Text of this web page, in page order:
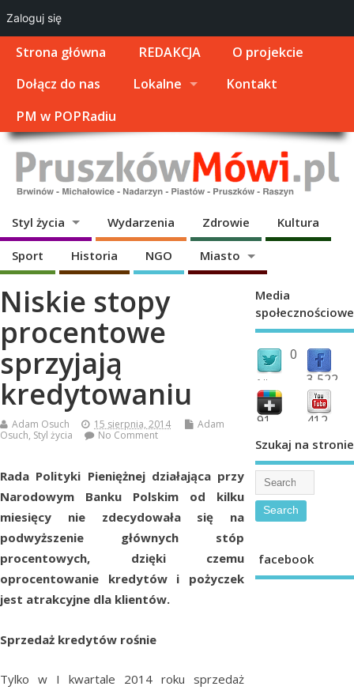
Strona główna REDAKCJA
O projekcie
Dołącz do nas
Lokalne
Kontakt
PM w POPRadiu
Styl życia Wydarzenia Zdrowie Kultura
Sport Historia NGO Miasto
Niskie stopy
procentowe
sprzyjają
kredytowaniu
Adam Osuch 15 sierpnia, 2014
Adam
Osuch, Styl życia No Comment
Rada Polityki Pieniężnej działająca przy
Narodowym Banku Polskim od kilku
miesięcy nie zdecydowała się na
podwyższenie głównych stóp
procentowych, dzięki czemu
oprocentowanie kredytów i pożyczek
jest atrakcyjne dla klientów.
Sprzedaż kredytów rośnie
Tylko w I kwartale 2014 roku sprzedaż
Media
społecznościowe
0
followers 3,522
fans
91 412
Szukaj na stronie
facebook
Zaloguj się